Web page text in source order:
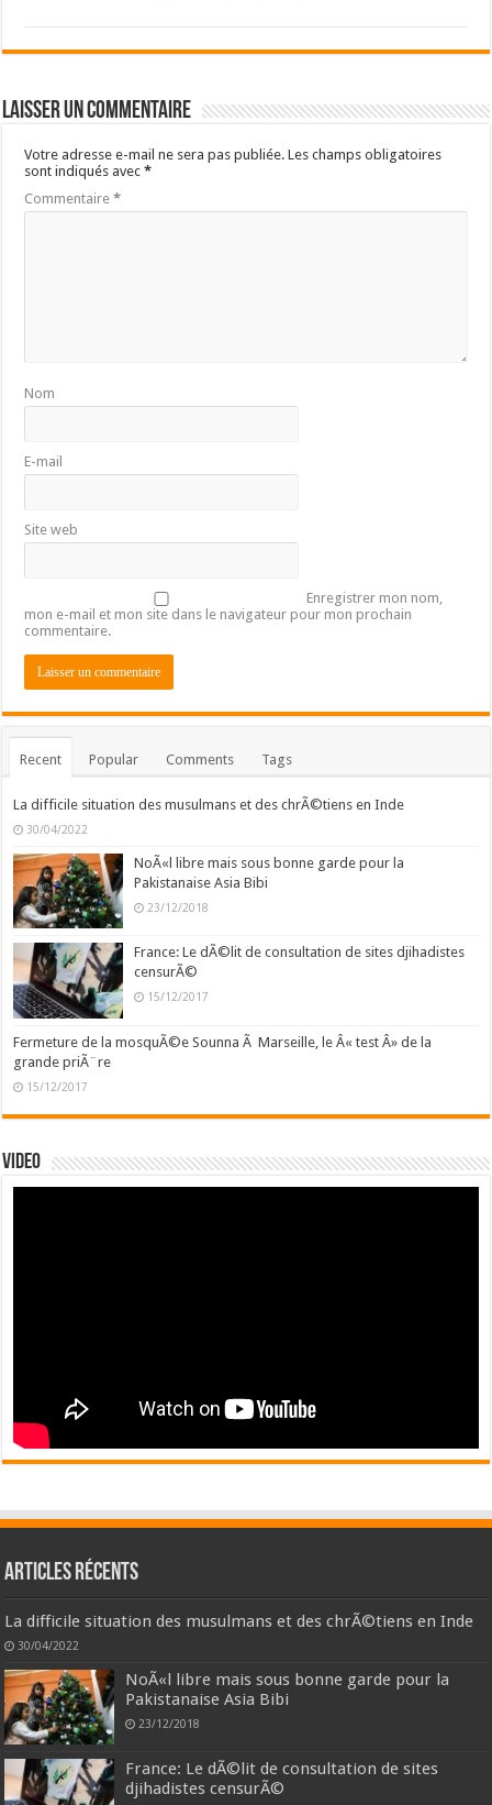
Laisser un commentaire
Votre adresse e-mail ne sera pas publiée. Les champs obligatoires
sont indiqués avec*
Commentaire*
Nom
E-mail
Site web
Enregistrer mon nom,
mon e-mail et mon site dans le navigateur pour mon prochain
commentaire.
Recent Popular Comments Tags
La difficile situation des musulmans et des chrÃ©tiens en Inde
30/04/2022
NoÃ«l libre mais sous bonne garde pour la
Pakistanaise Asia Bibi
23/12/2018
France: Le dÃ©lit de consultation de sites djihadistes
censurÃ©
15/12/2017
Fermeture de la mosquÃ©e Sounna Ã Marseille, le Â« test Â» de la
grande priÃ¨re
15/12/2017
Video
Articles récents
La difficile situation des musulmans et des chrÃ©tiens en Inde
30/04/2022
NoÃ«l libre mais sous bonne garde pour la
Pakistanaise Asia Bibi
23/12/2018
France: Le dÃ©lit de consultation de sites
djihadistes censurÃ©